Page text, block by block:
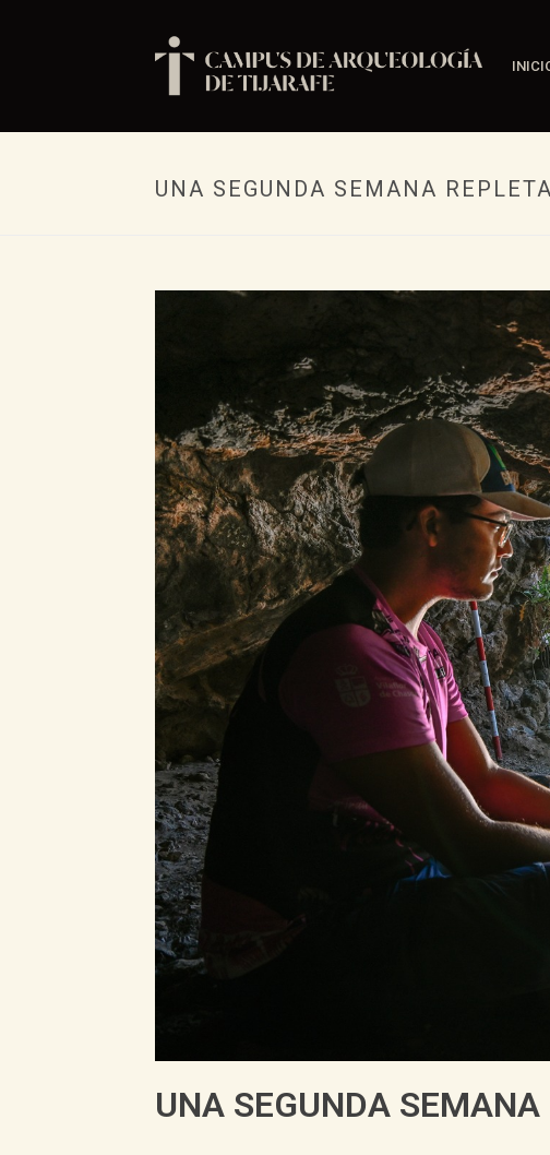
UNA SEGUNDA SEMANA
UNA SEGUNDA